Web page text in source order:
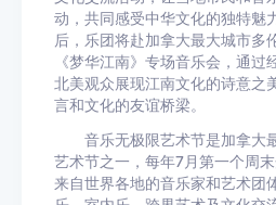
动，共同感受中华文化的独特魅
后，乐团将赴加拿大最大城市多
《梦华江南》专场音乐会，通过
北美观众展现江南文化的诗意之
言和文化的友谊桥梁。
音乐无极限艺术节是加拿大
艺术节之一，每年7月第一个周
来自世界各地的音乐家和艺术团